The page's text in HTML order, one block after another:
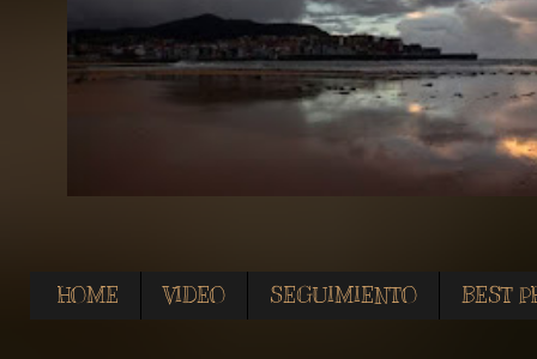
HOME VIDEO SEGUIMIENTO BEST